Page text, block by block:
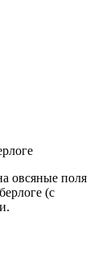
овсяные поля
(с